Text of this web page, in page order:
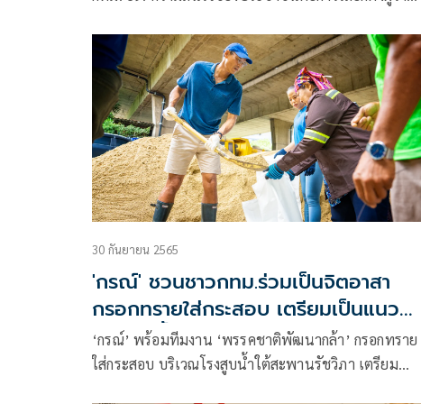
“เป็นกลาง เป็นจริง เป็นประโยชน์” มีมาตรฐานวิชาการ
ไม่มุ่งเน้นให้เกิดการชี้นำการเมือง แต่จัดทำเพื่อ “ฟัง”
การเมืองจากเสียงของประชาชน
30 กันยายน 2565
'กรณ์' ชวนชาวกทม.ร่วมเป็นจิตอาสา
กรอกทรายใส่กระสอบ เตรียมเป็นแนว
ป้องกันน้ำท่วมกทม.
‘กรณ์’ พร้อมทีมงาน ‘พรรคชาติพัฒนากล้า’ กรอกทราย
ใส่กระสอบ บริเวณโรงสูบน้ำใต้สะพานรัชวิภา เตรียม